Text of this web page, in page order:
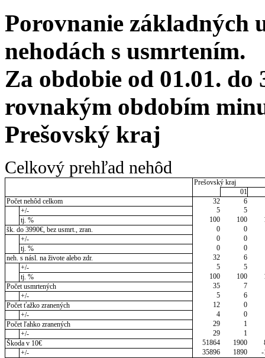
Porovnanie základných
nehodách s usmrtením.
Za obdobie od 01.01. do
rovnakým obdobím
Prešovský kraj
Celkový prehľad nehôd
Prešovský kraj
01
Počet nehôd celkom
32
6
+/-
5
5
tj. %
100 100
šk. do 3990€, bez usmrt., zran.
0
0
+/-
0
0
tj. %
0
0
neh. s násl. na živote alebo zdr.
32
6
+/-
5
5
tj. %
100 100
Počet usmrtených
35
7
+/-
5
6
Počet ťažko zranených
12
0
+/-
4
0
Počet ľahko zranených
29
1
+/-
29
1
Škoda v 10€
51864 1900
+/-
35896 1890 -